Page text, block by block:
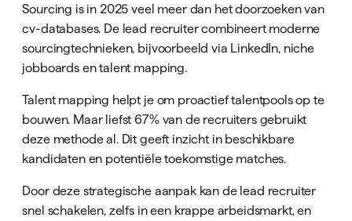
Sourcing is in 2025 veel meer dan het doorzoeken van
cv-databases. De lead recruiter combineert moderne
sourcingtechnieken, bijvoorbeeld via LinkedIn, niche
jobboards en talent mapping.
Talent mapping helpt je om proactief talentpools op te
bouwen. Maar liefst 67% van de recruiters gebruikt
deze methode al. Dit geeft inzicht in beschikbare
kandidaten en potentiële toekomstige matches.
Door deze strategische aanpak kan de lead recruiter
snel schakelen, zelfs in een krappe arbeidsmarkt, en